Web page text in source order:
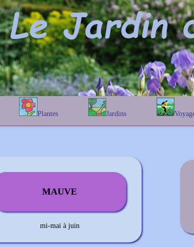
Plantes
A B C D
E
Jardins
alphabétique
En Belgique
MAUVE
mi-mai à juin